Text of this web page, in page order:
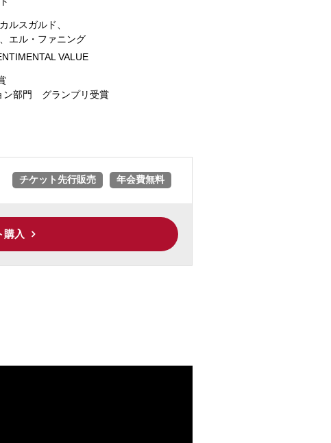
ルスガルド、
エル・ファニング
VALUE
ン部門 グランプリ受賞
チケット先行販売 年会費無料
購入